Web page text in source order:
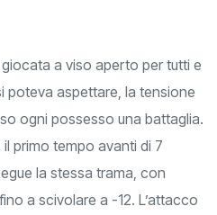
a viso aperto per tutti e
poteva aspettare, la tensione
ogni possesso una battaglia.
primo tempo avanti di 7
la stessa trama, con
a scivolare a -12. L’attacco